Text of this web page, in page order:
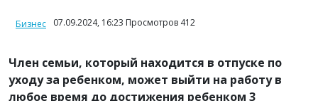
Бизнес 07.09.2024, 16:23 Просмотров 412
Член семьи, который находится в отпуске по
уходу за ребенком, может выйти на работу в
любое время до достижения ребенком 3